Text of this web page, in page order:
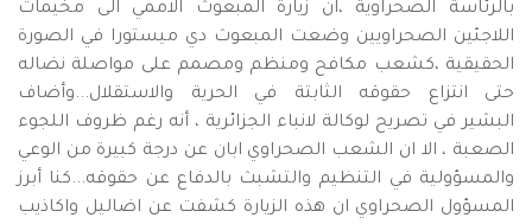
بالرئاسة الصحراوية ،ان زيارة المبعوث الاممي الى مخيمات
اللاجئين الصحراويين وضعت المبعوث دي ميستورا في الصورة
الحقيقية ،كشعب مكافح ومنظم ومصمم على مواصلة نضاله
حتى انتزاع حقوقه الثابتة في الحرية والاستقلال...وأضاف
البشير في تصريح لوكالة لانباء الجزائرية ، أنه رغم ظروف اللجوء
الصعبة ، الا ان الشعب الصحراوي ابان عن درجة كبيرة من الوعي
والمسؤولية في التنظيم والتشبث بالدفاع عن حقوقه...كنا أبرز
المسؤول الصحراوي ان هذه الزيارة كشفت عن اضاليل واكاذيب